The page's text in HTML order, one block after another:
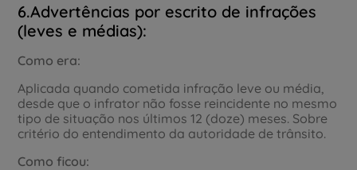
6.Advertências por escrito de infrações
(leves e médias):
Como era:
Aplicada quando cometida infração leve ou média,
desde que o infrator não fosse reincidente no mesmo
tipo de situação nos últimos 12 (doze) meses. Sobre
critério do entendimento da autoridade de trânsito.
Como ficou: